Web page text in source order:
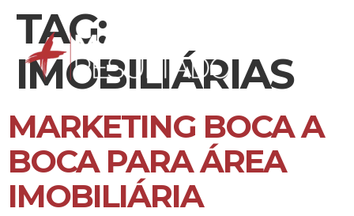
TAG:
IMOBILIÁRIAS
MARKETING BOCA A
BOCA PARA ÁREA
IMOBILIÁRIA